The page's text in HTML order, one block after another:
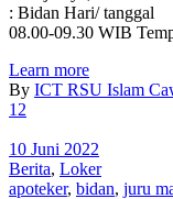
: Bidan Hari/
08.00-09.30 WIB
Learn more
By ICT RSU Islam
12
10 Juni 2022
Berita, Loker
apoteker, bidan, juru